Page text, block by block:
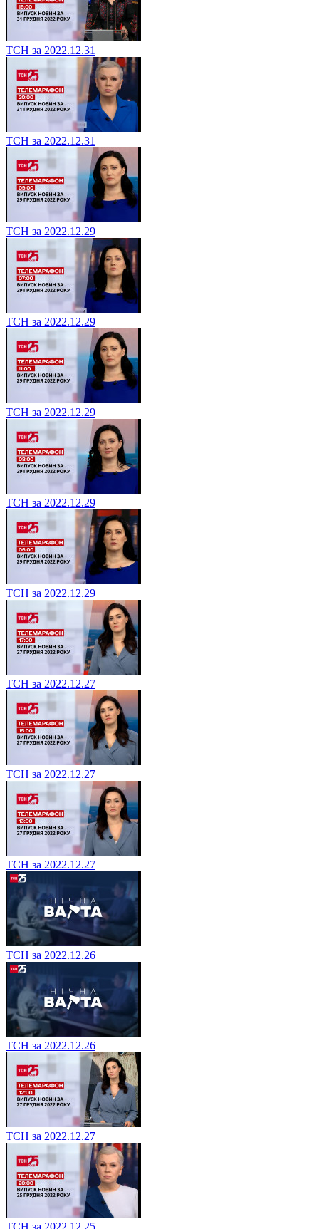
ТСН за 2022.12.31
ТСН за 2022.12.31
ТСН за 2022.12.29
ТСН за 2022.12.29
ТСН за 2022.12.29
ТСН за 2022.12.29
ТСН за 2022.12.29
ТСН за 2022.12.27
ТСН за 2022.12.27
ТСН за 2022.12.27
ТСН за 2022.12.26
ТСН за 2022.12.26
ТСН за 2022.12.27
ТСН за 2022.12.25